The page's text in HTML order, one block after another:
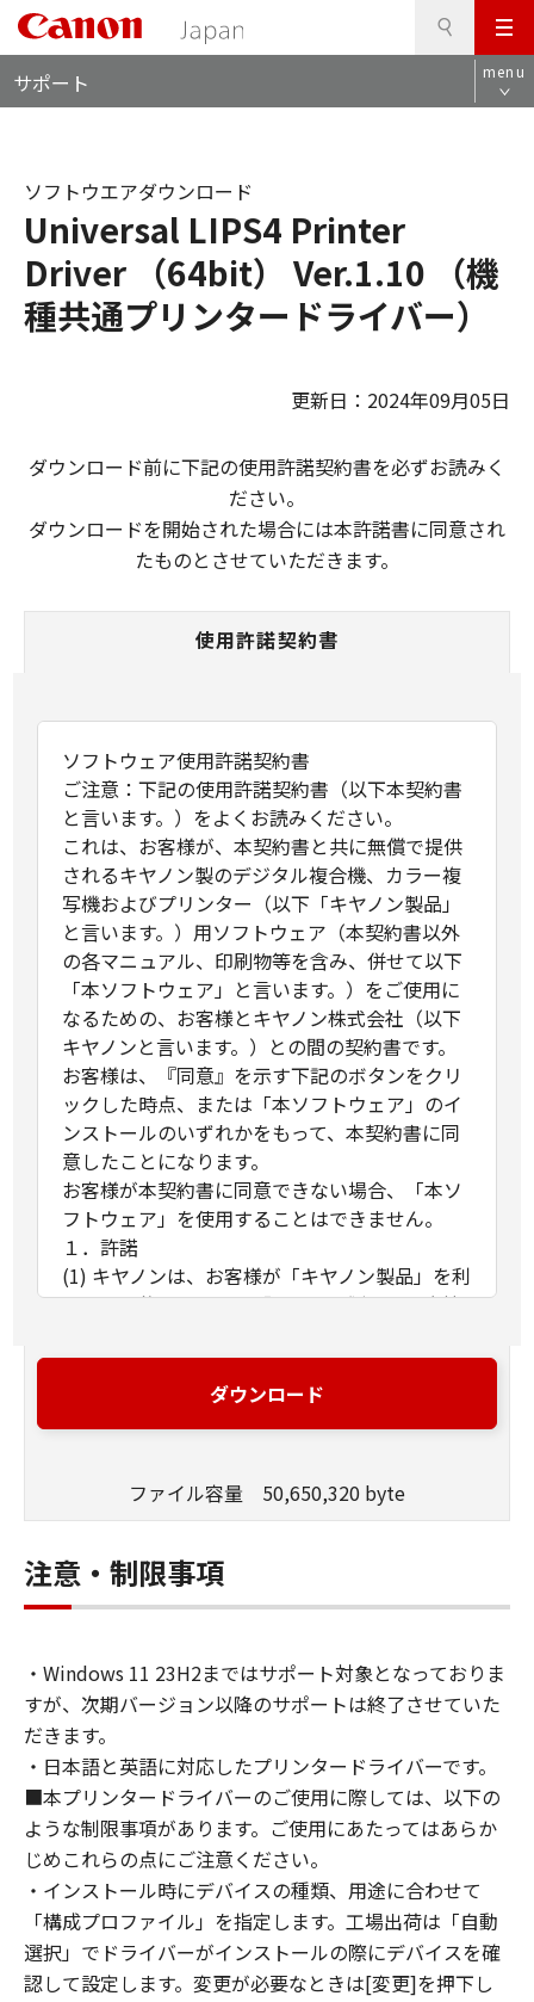
メ
ニ
ュ
サポート menu
Universal LIPS4 Printer
Driver （64bit） Ver.1.10 （機
種共通プリンタードライバー）
ソフトウエアダウンロード
更新日：2024年09月05日
ダウンロード前に下記の使用許諾契約書を必ずお読みく
ださい。
ダウンロードを開始された場合には本許諾書に同意され
たものとさせていただきます。
使用許諾契約書
ソフトウェア使用許諾契約書
ご注意：下記の使用許諾契約書（以下本契約書
と言います。）をよくお読みください。
これは、お客様が、本契約書と共に無償で提供
されるキヤノン製のデジタル複合機、カラー複
写機およびプリンター（以下「キヤノン製品」
と言います。）用ソフトウェア（本契約書以外
の各マニュアル、印刷物等を含み、併せて以下
「本ソフトウェア」と言います。）をご使用に
なるための、お客様とキヤノン株式会社（以下
キヤノンと言います。）との間の契約書です。
お客様は、『同意』を示す下記のボタンをクリ
ックした時点、または「本ソフトウェア」のイ
ンストールのいずれかをもって、本契約書に同
意したことになります。
お客様が本契約書に同意できない場合、「本ソ
フトウェア」を使用することはできません。
１．許諾
(1) キヤノンは、お客様が「キヤノン製品」を利
用する目的のために、「キヤノン製品」に直接
ンピューター（以下「指定機器」と言いま
す。）において、「本ソフトウェア」を使用
ること、アクセスすること、もしくは実行する
の非独占的権利をお客様に対して許諾します。
お客様は、また「指定機器」にネットワークを
通じて接続されたコンピューター上で、かかる
ェア」を使用させることができますが、かかる
コンピューターの使用者に本契約書上の義務お
よび条件を遵守させるとともに、その履行に関
し全責任を負うことを条件とします。
(2) お客様は、上記(1)に基づいて「本ソフトウ
ェア」を使用するためのバックアップとして、
「本ソフトウェア」を１部、複製することがで
きます。
(3) 上記(1)および(2)に定める場合を除き、キヤ
ノンまたはキヤノンのライセンサーのいかなる
知的財産権も、明示たると黙示たるとを問わ
ず、本契約書によってお客様に譲渡あるいは許
ダウンロード
ファイル容量 50,650,320 byte
注意・制限事項
・Windows 11 23H2まではサポート対象となっておりま
すが、次期バージョン以降のサポートは終了させていた
だきます。
・日本語と英語に対応したプリンタードライバーです。
■本プリンタードライバーのご使用に際しては、以下の
ような制限事項があります。ご使用にあたってはあらか
じめこれらの点にご注意ください。
・インストール時にデバイスの種類、用途に合わせて
「構成プロファイル」を指定します。工場出荷は「自動
選択」でドライバーがインストールの際にデバイスを確
認して設定します。変更が必要なときは[変更]を押下し